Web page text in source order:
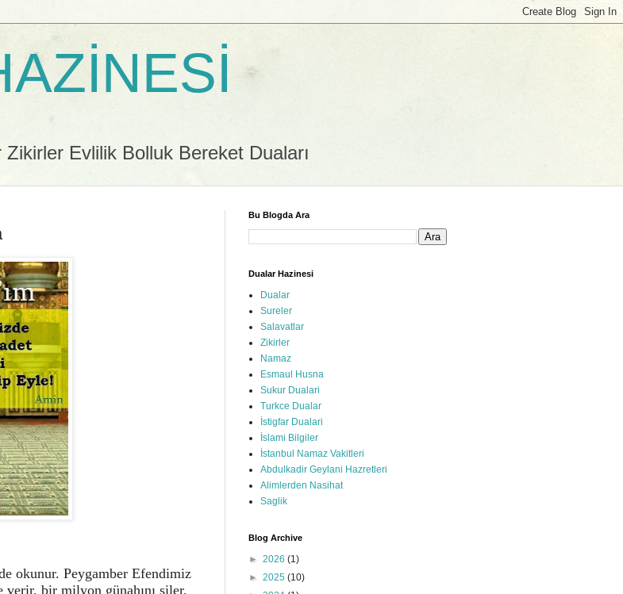
Evlilik Bolluk Bereket Duaları
okunur. Peygamber Efendimiz
bir milyon günahını siler,
Bu Blogda Ara
Dualar Hazinesi
Dualar
Sureler
Salavatlar
Zikirler
Namaz
Esmaul Husna
Sukur Dualari
Turkce Dualar
İstigfar Dualari
İslami Bilgiler
İstanbul Namaz Vakitleri
Abdulkadir Geylani Hazretleri
Alimlerden Nasihat
Saglik
Blog Archive
► 2026 (1)
► 2025 (10)